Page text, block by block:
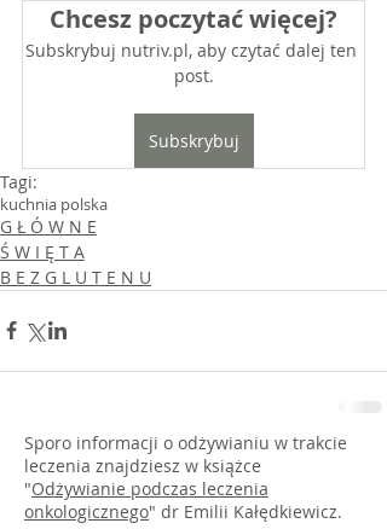
Chcesz poczytać więcej?
Subskrybuj nutriv.pl, aby czytać dalej ten
post.
Subskrybuj
Tagi:
kuchnia polska
G Ł Ó W N E
Ś W I Ę T A
B E Z G L U T E N U
Sporo informacji o odżywianiu w trakcie
leczenia znajdziesz w książce
"Odżywianie podczas leczenia
onkologicznego" dr Emilii Kałędkiewicz.